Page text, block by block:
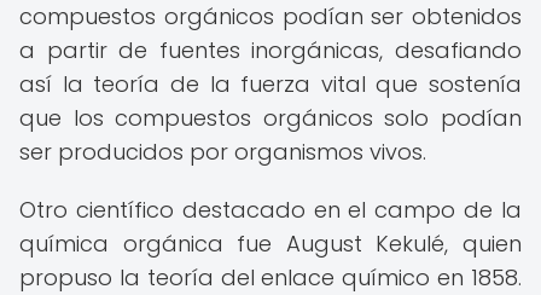
compuestos orgánicos podían ser obtenidos
a partir de fuentes inorgánicas, desafiando
así la teoría de la fuerza vital que sostenía
que los compuestos orgánicos solo podían
ser producidos por organismos vivos.
Otro científico destacado en el campo de la
química orgánica fue August Kekulé, quien
propuso la teoría del enlace químico en 1858.